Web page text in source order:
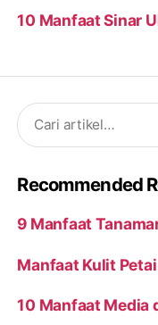
10 Manfaat Sinar
Search
for:
Recommended
9 Manfaat
Manfaat Kulit
10 Manfaat Media